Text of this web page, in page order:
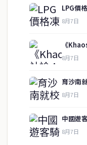
LPG價
8月7日
《
8月7日
育沙南
8月7日
中國遊
8月7日
關於我們